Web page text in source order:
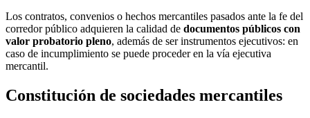
Los contratos, convenios o hechos mercantiles pasados ante la fe del
corredor público adquieren la calidad de documentos públicos con
valor probatorio pleno, además de ser instrumentos ejecutivos: en
caso de incumplimiento se puede proceder en la vía ejecutiva
mercantil.
Constitución de sociedades mercantiles